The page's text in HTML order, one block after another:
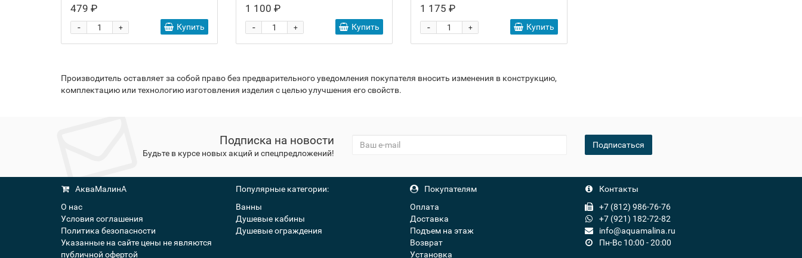
479 ₽
+
- Купить
1 100 ₽
+
- Купить
1 175 ₽
+
- Купить
Производитель оставляет за собой право без предварительного уведомления покупателя вносить изменения в конструкцию,
комплектацию или технологию изготовления изделия с целью улучшения его свойств.
Подписка на новости
Будьте в курсе новых акций и спецпредложений!
Подписаться
АкваМалинА
О нас
Условия соглашения
Политика безопасности
Указанные на сайте цены не являются
публичной офертой
Популярные категории:
Ванны
Душевые кабины
Душевые ограждения
Покупателям
Оплата
Доставка
Подъем на этаж
Возврат
Установка
Контакты
+7 (812) 986-76-76
+7 (921) 182-72-82
info@aquamalina.ru
Пн-Вс 10:00 - 20:00